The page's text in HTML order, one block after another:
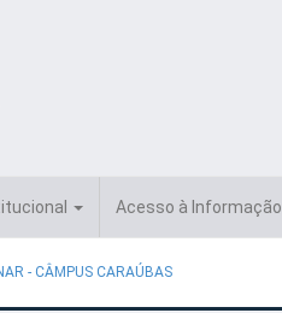
Acesso à Informação
- CÂMPUS CARAÚBAS